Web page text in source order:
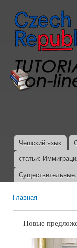
Главное меню
Чешский язык
статьи:
Главная
Новые